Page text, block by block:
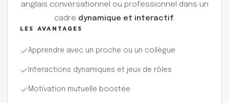
anglais conversationnel ou professionnel dans un
cadre dynamique et interactif.
LES AVANTAGES
Apprendre avec un proche ou un collègue
Interactions dynamiques et jeux de rôles
Motivation mutuelle boostée